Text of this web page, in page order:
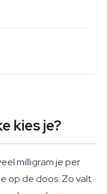
kies je?
milligram je per
op de doos. Zo valt